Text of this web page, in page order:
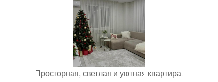
Просторная, светлая и уютная квартира.